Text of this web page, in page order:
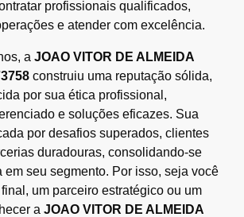
profissionais qualificados,
e atender com excelência.
a JOAO VITOR DE ALMEIDA
construiu uma reputação sólida,
por sua ética profissional,
e soluções eficazes. Sua
por desafios superados, clientes
duradouras, consolidando-se
em seu segmento. Por isso, seja você
um parceiro estratégico ou um
a JOAO VITOR DE ALMEIDA